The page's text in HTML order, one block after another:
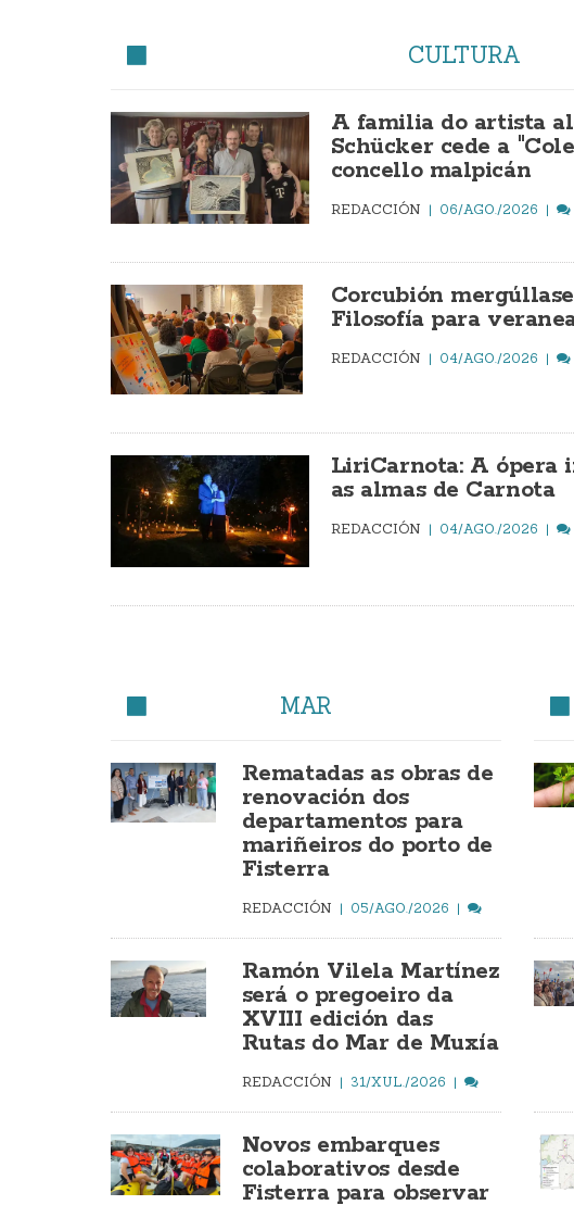
CULTURA
A familia do artista
Schücker cede a
concello malpicán
REDACCIÓN 06/AGO./2026
Corcubión
Filosofía para
REDACCIÓN 04/AGO./2026
LiriCarnota: A ópera
as almas de Carnota
REDACCIÓN 04/AGO./2026
MAR
Rematadas as obras de
renovación dos
departamentos para
mariñeiros do porto de
Fisterra
REDACCIÓN 05/AGO./2026
Ramón Vilela Martínez
será o pregoeiro da
XVIII edición das
Rutas do Mar de Muxía
REDACCIÓN 31/XUL./2026
Novos embarques
colaborativos desde
Fisterra para observar